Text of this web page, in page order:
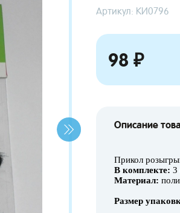
Артикул: КИ0796
98 ₽
Описание
Прикол
В комплекте: 3
Материал:
Размер